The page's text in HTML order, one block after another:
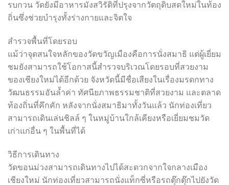
รบกวน วัดยังมีอาหารมังสวิรัติที่ปรุงจากวัตถุดิบสดใหม่ในท้อง
ถิ่นซึ่งช่วยบำรุงทั้งร่างกายและจิตใจ
สำรวจพื้นที่โดยรอบ
แม้ว่าจุดสนใจหลักของวัดขวัญเมืองคือการนั่งสมาธิ แต่ผู้เยี่ยม
ชมยังสามารถใช้โอกาสนี้สำรวจบริเวณโดยรอบที่สวยงาม
ของเชียงใหม่ได้อีกด้วย จังหวัดนี้มีชื่อเสียงในเรื่องมรดกทาง
วัฒนธรรมอันล้ำค่า ทัศนียภาพธรรมชาติที่สวยงาม และตลาด
ท้องถิ่นที่คึกคัก หลังจากนั่งสมาธิมาทั้งวันแล้ว นักท่องเที่ยว
สามารถเดินเล่นชิลล์ ๆ ในหมู่บ้านใกล้เคียงหรือเยี่ยมชมวัด
เก่าแก่อื่น ๆ ในพื้นที่ได้
วิธีการเดินทาง
วัดขอนม่วงสามารถเดินทางไปได้สะดวกจากใจกลางเมือง
เชียงใหม่ นักท่องเที่ยวสามารถนั่งแท็กซี่หรือรถตุ๊กตุ๊กไปยังวัด